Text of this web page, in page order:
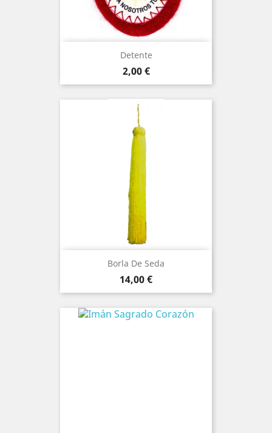
Detente
Prezo
2,00 €
Borla De Seda
Prezo
14,00 €